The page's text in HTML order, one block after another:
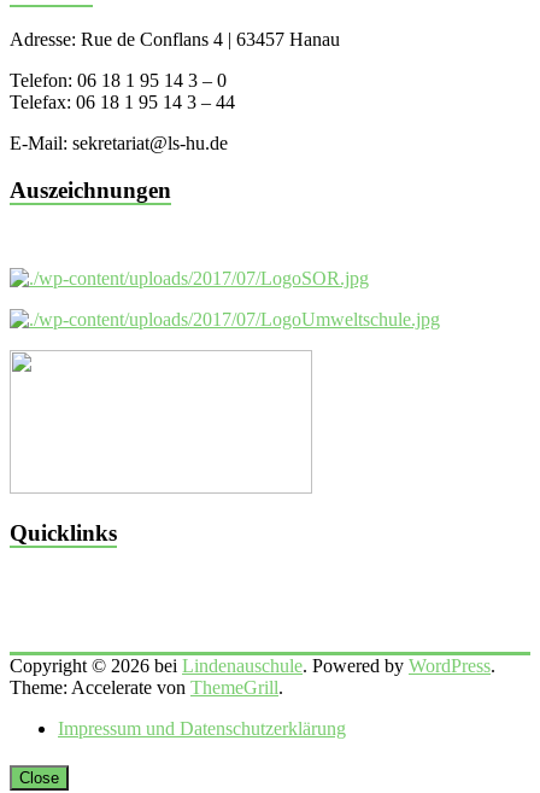
Adresse: Rue de Conflans 4 | 63457 Hanau
Telefon: 06 18 1 95 14 3 – 0
Telefax: 06 18 1 95 14 3 – 44
E-Mail: sekretariat@ls-hu.de
Auszeichnungen
Quicklinks
Copyright © 2026 bei Lindenauschule. Powered by WordPress.
Theme: Accelerate von ThemeGrill.
Impressum und Datenschutzerklärung
Close